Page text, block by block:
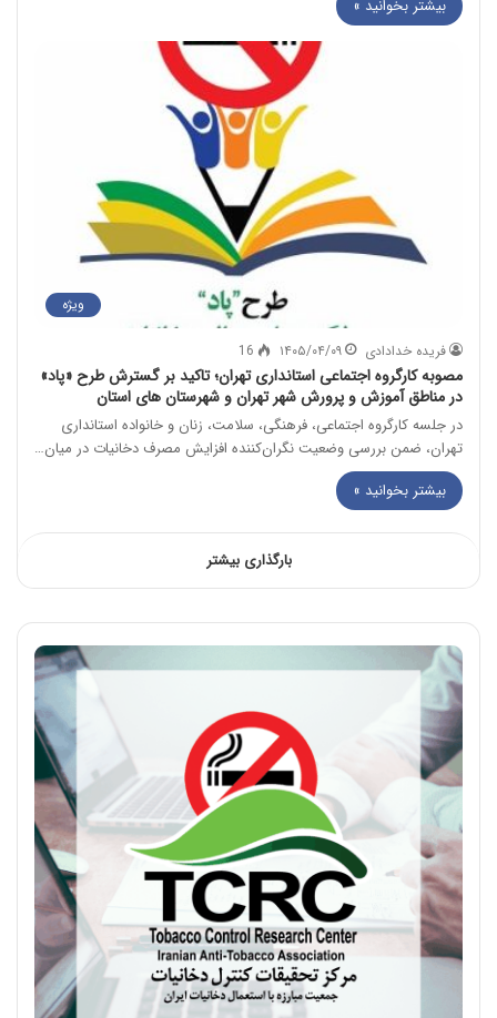
بیشتر بخوانید »
ویژه
فریده خدادادی ۱۴۰۵/۰۴/۰۹ 16
مصوبه کارگروه اجتماعی استانداری تهران؛ تاکید بر گسترش طرح «پاد»
در مناطق آموزش و پرورش شهر تهران و شهرستان های استان
در جلسه کارگروه اجتماعی، فرهنگی، سلامت، زنان و خانواده استانداری
تهران، ضمن بررسی وضعیت نگران‌کننده افزایش مصرف دخانیات در میان…
بیشتر بخوانید »
بارگذاری بیشتر